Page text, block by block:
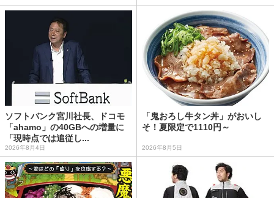
ソフトバンク宮川社長、ドコモ
「ahamo」の40GBへの増量に
「現時点では追従し...
2026年8月4日
「鬼おろし牛タン丼」がおいし
そ！夏限定で1110円～
2026年8月5日